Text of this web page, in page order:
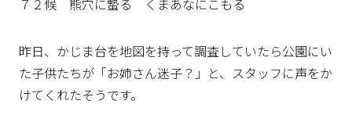
７２候 熊穴に蟄る くまあなにこもる
昨日、かじま台を地図を持って調査していたら公園にい
た子供たちが「お姉さん迷子？」と、スタッフに声をか
けてくれたそうです。